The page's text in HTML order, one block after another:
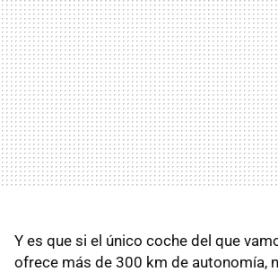
Y es que si el único coche del que
ofrece más de 300 km de autonomía,